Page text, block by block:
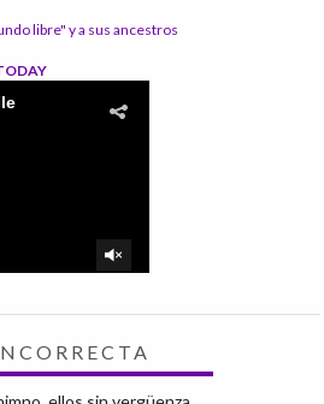
libre" y a sus ancestros